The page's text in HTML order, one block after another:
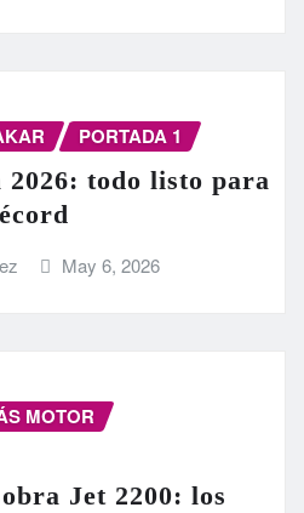
PORTADA 1
todo listo para
May 6, 2026
MOTOR
Jet 2200: los